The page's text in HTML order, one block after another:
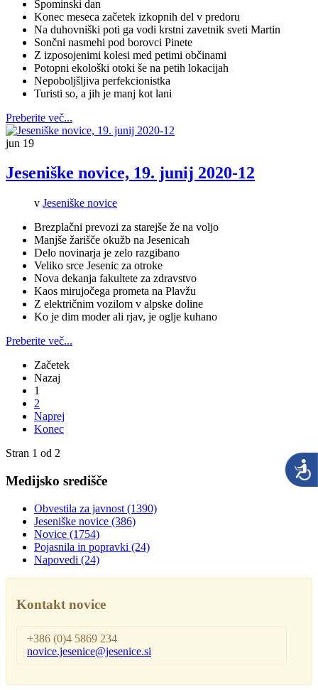
Spominski dan
Konec meseca začetek izkopnih del v predoru
Na duhovniški poti ga vodi krstni zavetnik sveti Martin
Sončni nasmehi pod borovci Pinete
Z izposojenimi kolesi med petimi občinami
Potopni ekološki otoki še na petih lokacijah
Nepoboljšljiva perfekcionistka
Turisti so, a jih je manj kot lani
Preberite več...
jun 19
Jeseniške novice, 19. junij 2020-12
v Jeseniške novice
Brezplačni prevozi za starejše že na voljo
Manjše žarišče okužb na Jesenicah
Delo novinarja je zelo razgibano
Veliko srce Jesenic za otroke
Nova dekanja fakultete za zdravstvo
Kaos mirujočega prometa na Plavžu
Z električnim vozilom v alpske doline
Ko je dim moder ali rjav, je oglje kuhano
Preberite več...
Začetek
Nazaj
1
2
Naprej
Konec
Stran 1 od 2
Medijsko središče
Obvestila za javnost (1390)
Jeseniške novice (386)
Novice (1754)
Pojasnila in popravki (24)
Napovedi (24)
Kontakt novice
+386 (0)4 5869 234
novice.jesenice@jesenice.si